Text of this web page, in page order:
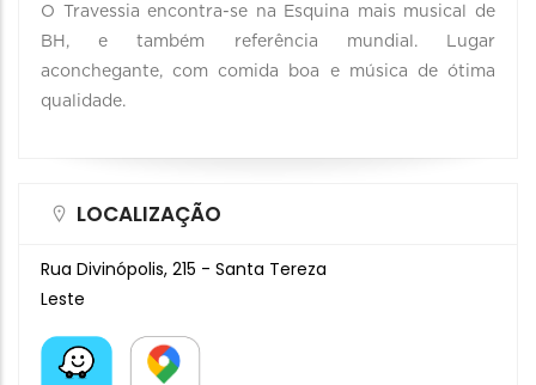
O Travessia encontra-se na Esquina mais musical de
BH, e também referência mundial. Lugar
aconchegante, com comida boa e música de ótima
qualidade.
LOCALIZAÇÃO
Rua Divinópolis, 215 - Santa Tereza
Leste